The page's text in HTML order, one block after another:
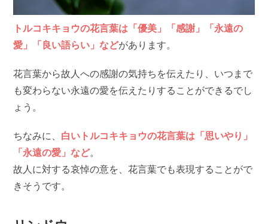
トルコキキョウの花言葉は「優美」「感謝」「永遠の
愛」「良い語らい」などがあります。
花言葉から故人への感謝の気持ちを伝えたり、いつまで
も変わらない永遠の愛を伝えたりすることができるでし
ょう。
ちなみに、 白いトルコキキョウの花言葉は「思いやり」
「永遠の愛」など。
故人に対する哀悼の意を、花言葉でも表現することがで
きそうです。